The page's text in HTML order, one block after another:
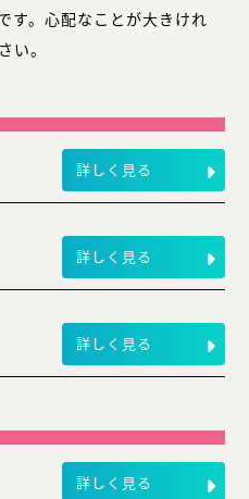
す。心配なことが大きけれ
い。
詳しく見る
詳しく見る
詳しく見る
詳しく見る